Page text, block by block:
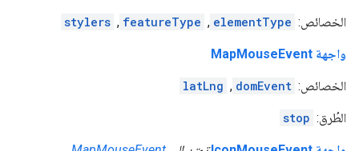
الخصائص: elementType
,
featureType
,
stylers
واجهة MapMouseEvent
الخصائص: domEvent
,
latLng
الطُرق: stop